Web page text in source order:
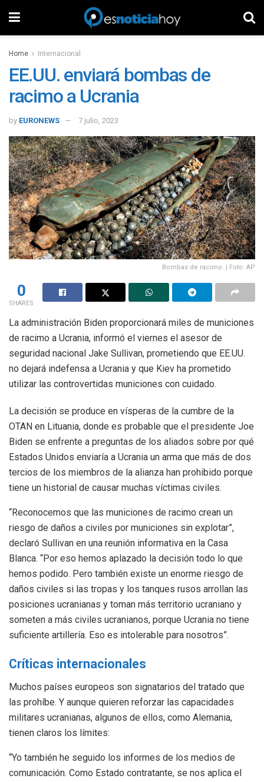
Home Internacional
EE.UU. enviará bombas de
racimo a Ucrania
by EURONEWS 7 julio, 2023
Bombas de racimo. | Foto: AP
0
SHARES
La administración Biden proporcionará miles de municiones
de racimo a Ucrania, informó el viernes el asesor de
seguridad nacional Jake Sullivan, prometiendo que EE.UU.
no dejará indefensa a Ucrania y que Kiev ha prometido
utilizar las controvertidas municiones con cuidado.
La decisión se produce en vísperas de la cumbre de la
OTAN en Lituania, donde es probable que el presidente Joe
Biden se enfrente a preguntas de los aliados sobre por qué
Estados Unidos enviaría a Ucrania un arma que más de dos
tercios de los miembros de la alianza han prohibido porque
tiene un historial de causar muchas víctimas civiles.
“Reconocemos que las municiones de racimo crean un
riesgo de daños a civiles por municiones sin explotar”,
declaró Sullivan en una reunión informativa en la Casa
Blanca. “Por eso hemos aplazado la decisión todo lo que
hemos podido. Pero también existe un enorme riesgo de
daños civiles si las tropas y los tanques rusos arrollan las
posiciones ucranianas y toman más territorio ucraniano y
someten a más civiles ucranianos, porque Ucrania no tiene
suficiente artillería. Eso es intolerable para nosotros”.
Críticas internacionales
Muchos países europeos son signatarios del tratado que
las prohíbe. Y aunque quieren reforzar las capacidades
militares ucranianas, algunos de ellos, como Alemania,
tienen claros los límites:
“Yo también he seguido los informes de los medios de
comunicación. Como Estado contratante, se nos aplica el